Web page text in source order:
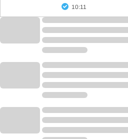
10:11